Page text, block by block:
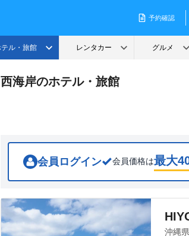
西海岸のホテル・旅館
会員ログイン 会員価格は最大
沖縄